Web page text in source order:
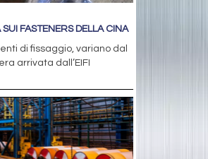
FASTENERS DELLA CINA
di fissaggio, variano dal
arrivata dall’EIFI